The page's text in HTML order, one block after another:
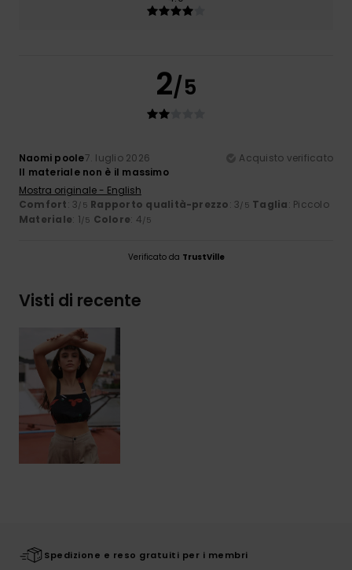
2/5
Naomi poole7. luglio 2026
Acquisto verificato
Il materiale non è il massimo
Mostra originale - English
Comfort: 3/5 Rapporto qualità-prezzo: 3/5 Taglia: Piccolo
Materiale: 1/5 Colore: 4/5
Verificato da TrustVille
Visti di recente
Spedizione e reso gratuiti per i membri